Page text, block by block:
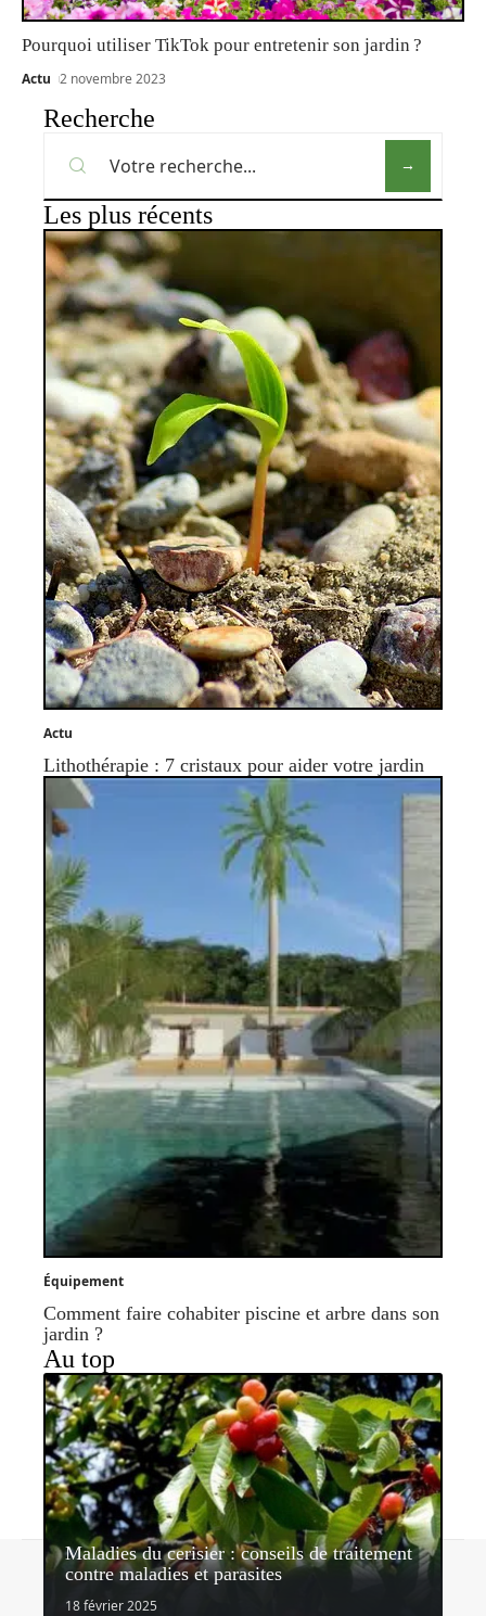
Pourquoi utiliser TikTok pour entretenir son jardin ?
Actu 2 novembre 2023
Recherche
Les plus récents
Actu
Lithothérapie : 7 cristaux pour aider votre jardin
Équipement
Comment faire cohabiter piscine et arbre dans son
jardin ?
Au top
Maladies du cerisier : conseils de traitement
contre maladies et parasites
18 février 2025© 2026 | lemondedujardin.com
Contact Mentions légales Sitemap